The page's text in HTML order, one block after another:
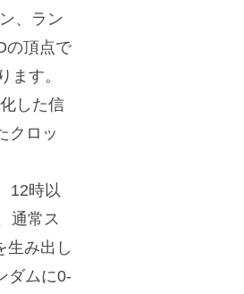
、ラン
の頂点で
ます。
した信
クロッ
12時以
通常ス
生み出し
ダムに0-